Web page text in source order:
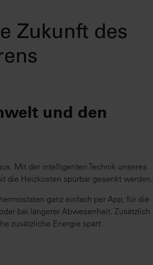
Zukunft des
und den
Mit der intelligenten Technik unseres
die Heizkosten spürbar gesenkt werden.
ganz einfach per App, für die
bei längerer Abwesenheit. Zusätzlich
zusätzliche Energie spart.